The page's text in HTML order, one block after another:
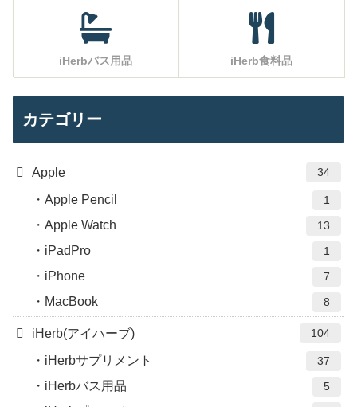
iHerbバス用品 iHerb食料品
カテゴリー
Apple 34
Apple Pencil 1
Apple Watch 13
iPadPro 1
iPhone 7
MacBook 8
iHerb(アイハーブ) 104
iHerbサプリメント 37
iHerbバス用品 5